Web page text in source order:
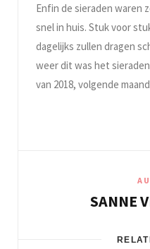
Enfin de sieraden waren
snel in huis. Stuk voor
dagelijks zullen dragen
weer dit was het
van 2018, volgende
SANNE